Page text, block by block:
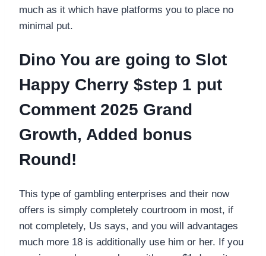
much as it which have platforms you to place no
minimal put.
Dino You are going to Slot
Happy Cherry $step 1 put
Comment 2025 Grand
Growth, Added bonus
Round!
This type of gambling enterprises and their now
offers is simply completely courtroom in most, if
not completely, Us says, and you will advantages
much more 18 is additionally use him or her. If you